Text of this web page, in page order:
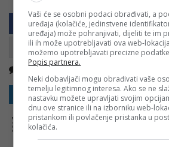
Kopirati
Nema komentara
Sakrij sve komentare Prikaži
NAPOMENA: Komentari odražavaju stavove njihovih autora, a ne nužno i stavove internet
vrijeđanja, psovanja i vulgarnog izražavanja. Portal Banjaluka.com zadržava pravo da obriše
komentara Banjaluka.com nije dužan obrisati sve komentare koji krše pravila. Kao čitalac
biti pronađeni sadržaji koji mogu biti u suprotnosti sa vašim vjerskim, moralnim i drugim načelima i
Vaši će se osobni podaci obrađivati, a
uređaja (kolačiće, jedinstvene
uređaja) može pohranjivati, dijeliti te im
ili ih može upotrebljavati ova web-
možemo upotrebljavati precizne
Popis partnera.
Neki dobavljači mogu obrađivati vaše
temelju legitimnog interesa. Ako se ne
nastavku možete upravljati svojim
dnu ove stranice ili na izborniku web-
pristankom ili povlačenje pristanka u
kolačića.